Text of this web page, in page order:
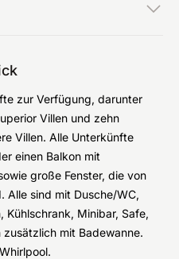
zur Verfügung, darunter
Villen und zehn
Villen. Alle Unterkünfte
einen Balkon mit
große Fenster, die von
Alle sind mit Dusche/WC,
Kühlschrank, Minibar, Safe,
mit Badewanne.